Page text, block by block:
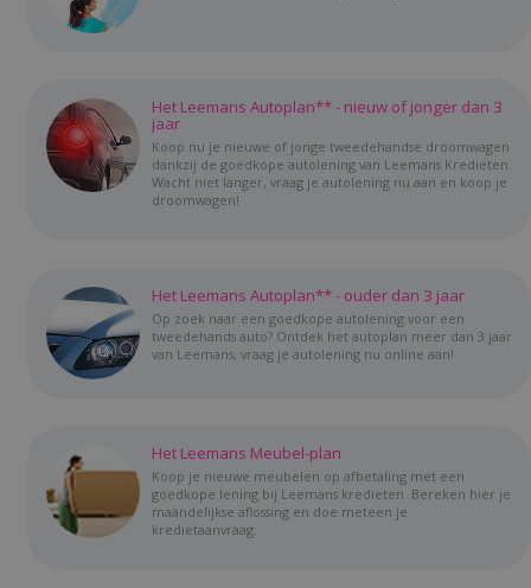
Het Leemans Autoplan** - nieuw of jonger dan 3
jaar
Koop nu je nieuwe of jonge tweedehandse droomwagen
dankzij de goedkope autolening van Leemans Kredieten.
Wacht niet langer, vraag je autolening nu aan en koop je
droomwagen!
Het Leemans Autoplan** - ouder dan 3 jaar
Op zoek naar een goedkope autolening voor een
tweedehands auto? Ontdek het autoplan meer dan 3 jaar
van Leemans, vraag je autolening nu online aan!
Het Leemans Meubel-plan
Koop je nieuwe meubelen op afbetaling met een
goedkope lening bij Leemans kredieten. Bereken hier je
maandelijkse aflossing en doe meteen je
kredietaanvraag.